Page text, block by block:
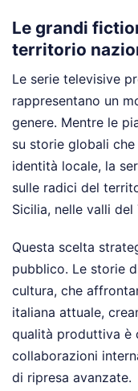
Le grandi
territorio
Le serie televisive
rappresentano un
genere. Mentre le
su storie globali
identità locale, la
sulle radici del
Sicilia, nelle valli
Questa scelta
pubblico. Le storie
cultura, che
italiana attuale,
qualità produttiva è
collaborazioni
di ripresa avanzate.